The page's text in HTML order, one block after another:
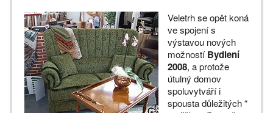
Veletrh se opět koná
ve spojení s
výstavou nových
možnostíBydlení
2008, a protože
útulný domov
spoluvytváří i
spousta důležitých “